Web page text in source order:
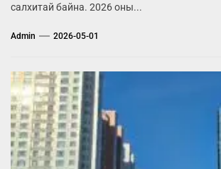
салхитай байна. 2026 оны...
Admin 2026-05-01